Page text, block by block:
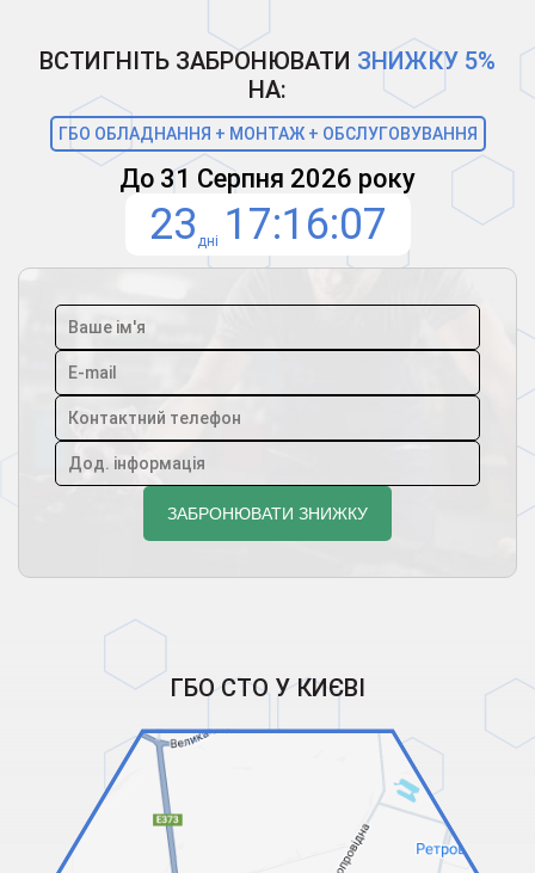
ВСТИГНІТЬ ЗАБРОНЮВАТИ ЗНИЖКУ 5%
НА:
ГБО ОБЛАДНАННЯ + МОНТАЖ + ОБСЛУГОВУВАННЯ
До 31 Серпня 2026 року
23 дні 17 16 07
ГБО СТО У КИЄВІ